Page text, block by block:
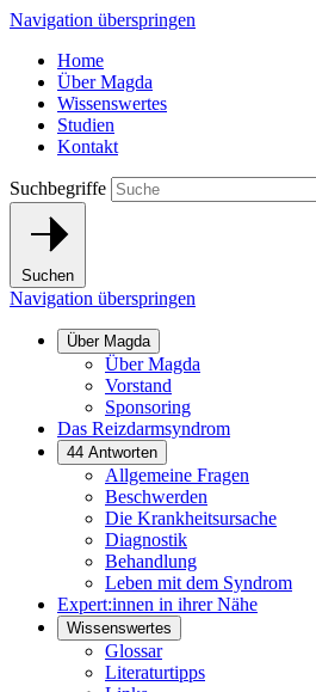
Navigation überspringen
Home
Über Magda
Wissenswertes
Studien
Kontakt
Suchbegriffe
Suchen
Navigation überspringen
Über Magda
Über Magda
Vorstand
Sponsoring
Das Reizdarmsyndrom
44 Antworten
Allgemeine Fragen
Beschwerden
Die Krankheitsursache
Diagnostik
Behandlung
Leben mit dem Syndrom
Expert:innen in ihrer Nähe
Wissenswertes
Glossar
Literaturtipps